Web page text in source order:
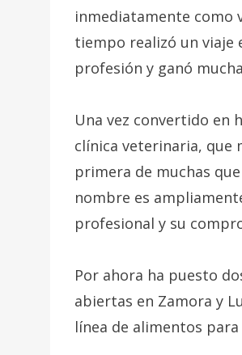
inmediatamente como
tiempo realizó un viaje
profesión y ganó
Una vez convertido en
clínica veterinaria, que
primera de muchas
nombre es
profesional y su
Por ahora ha puesto
abiertas en Zamora y
línea de alimentos